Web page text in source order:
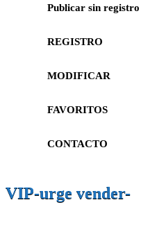
Publicar sin registro
REGISTRO
MODIFICAR
FAVORITOS
CONTACTO
VIP-urge vender-